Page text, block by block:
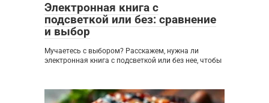
Электронная книга с
подсветкой или без: сравнение
и выбор
Мучаетесь с выбором? Расскажем, нужна ли
электронная книга с подсветкой или без нее, чтобы